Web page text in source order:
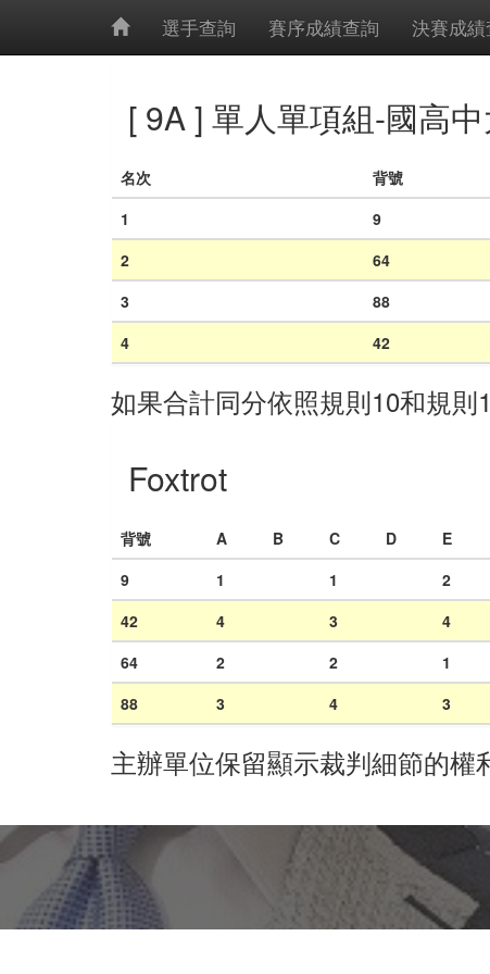
選手查詢 賽序成績查詢 決賽成績
[ 9A ] 單人單項組-國高
名次 背號
1
9
2
64
3
88
4
42
如果合計同分依照規則10和規則
Foxtrot
背號 A B C D E
9
1 1 2
42
4 3 4
64
2 2 1
88
3 4 3
主辦單位保留顯示裁判細節的權